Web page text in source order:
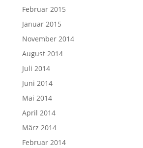
Februar 2015
Januar 2015
November 2014
August 2014
Juli 2014
Juni 2014
Mai 2014
April 2014
März 2014
Februar 2014